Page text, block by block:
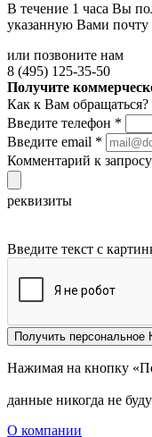
В течение 1 часа Вы
указанную Вами почту
или позвоните нам
8 (495) 125-35-50
Получите
Как к Вам обращаться?
Введите телефон *
Введите email *
Комментарий к
реквизиты
Введите текст с
Получить персональное
Нажимая на кнопку
данные никогда не
О компании